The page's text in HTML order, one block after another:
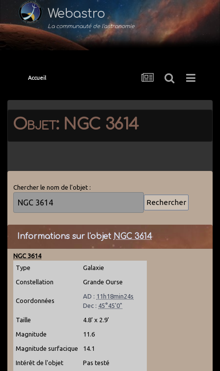
Webastro
La communauté de l'astronomie
Accueil
Objet: NGC 3614
Chercher le nom de l'objet :
Informations sur l'objet NGC 3614
NGC 3614
Type
Galaxie
Constellation Grande Ourse
Coordonnées
AD : 11h18min24s
Dec : 45°45'0"
Taille 4.8' x 2.9'
Magnitude 11.6
Magnitude surfacique 14.1
Intérêt de l'objet Pas testé